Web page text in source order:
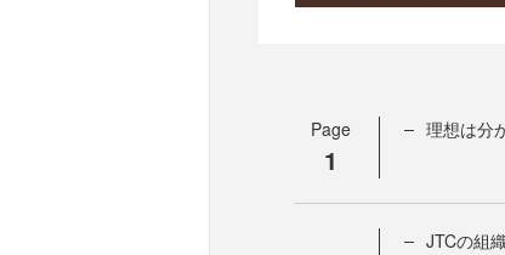
Page
1
理想は分
JTCの組